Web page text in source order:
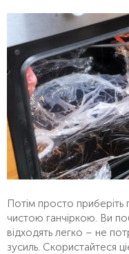
Потім просто приберіть
чистою ганчіркою. Ви
відходять легко – не
зусиль. Скористайтеся